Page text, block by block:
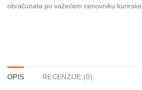
obračunata po važećem cenovniku kurirske
OPIS RECENZIJE (0)